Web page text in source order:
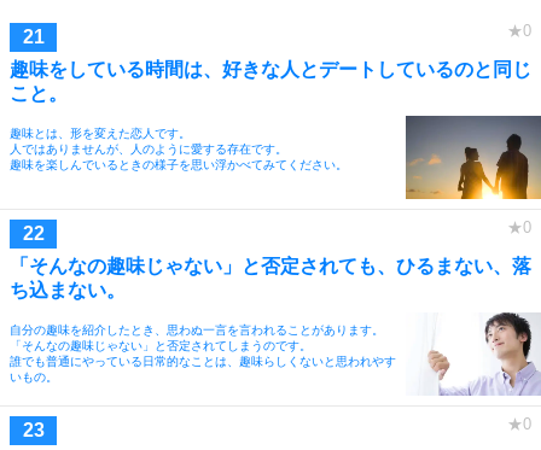
趣味をしている時間は、好きな人とデートしているのと同じ
こと。
趣味とは、形を変えた恋人です。
人ではありませんが、人のように愛する存在です。
趣味を楽しんでいるときの様子を思い浮かべてみてください。
「そんなの趣味じゃない」と否定されても、ひるまない、落
ち込まない。
自分の趣味を紹介したとき、思わぬ一言を言われることがあります。
「そんなの趣味じゃない」と否定されてしまうのです。
誰でも普通にやっている日常的なことは、趣味らしくないと思われやす
いもの。